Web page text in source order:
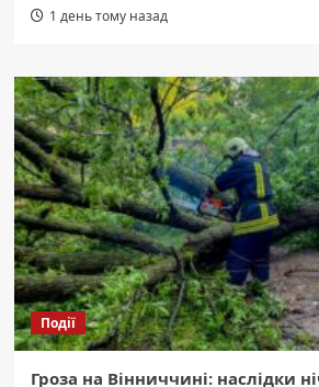
1 день тому назад
Події
Гроза на Вінниччині: наслідки